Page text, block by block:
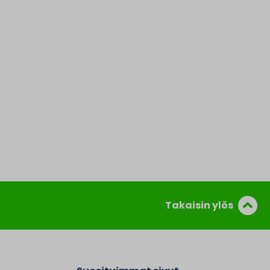
Takaisin ylös